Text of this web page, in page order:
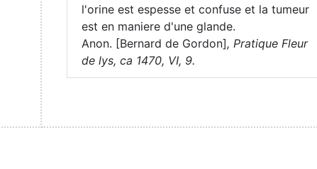
l'orine est espesse et confuse et la tumeur
est en maniere d'une glande.
Anon. [Bernard de Gordon], Pratique Fleur
de lys, ca 1470, VI, 9.